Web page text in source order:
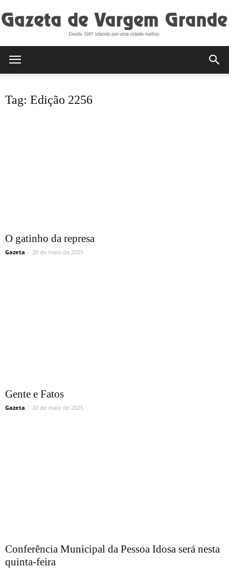
Tag: Edição 2256
O gatinho da represa
Gazeta - 20 de maio de 2025
Gente e Fatos
Gazeta - 20 de maio de 2025
Conferência Municipal da Pessoa Idosa será nesta
quinta-feira